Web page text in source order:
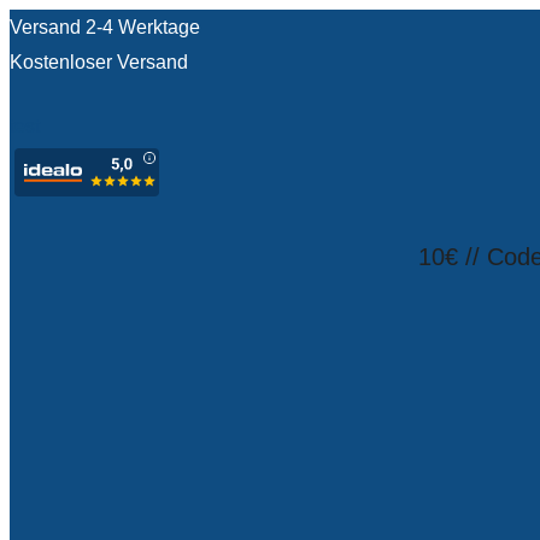
Versand 2-4 Werktage
Kostenloser Versand
10€ //